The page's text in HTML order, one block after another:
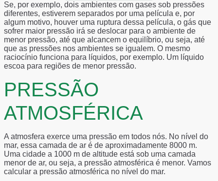
Se, por exemplo, dois ambientes com gases sob pressões
diferentes, estiverem separados por uma película e, por
algum motivo, houver uma ruptura dessa película, o gás que
sofrer maior pressão irá se deslocar para o ambiente de
menor pressão, até que alcancem o equilíbrio, ou seja, até
que as pressões nos ambientes se igualem. O mesmo
raciocínio funciona para líquidos, por exemplo. Um líquido
escoa para regiões de menor pressão.
PRESSÃO
ATMOSFÉRICA
A atmosfera exerce uma pressão em todos nós. No nível do
mar, essa camada de ar é de aproximadamente 8000 m.
Uma cidade a 1000 m de altitude está sob uma camada
menor de ar, ou seja, a pressão atmosférica é menor. Vamos
calcular a pressão atmosférica no nível do mar.